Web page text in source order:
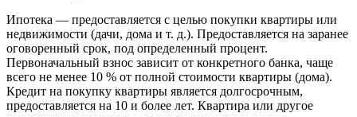
Ипотека — предоставляется с целью покупки квартиры или
недвижимости (дачи, дома и т. д.). Предоставляется на заранее
оговоренный срок, под определенный процент.
Первоначальный взнос зависит от конкретного банка, чаще
всего не менее 10 % от полной стоимости квартиры (дома).
Кредит на покупку квартиры является долгосрочным,
предоставляется на 10 и более лет. Квартира или другое